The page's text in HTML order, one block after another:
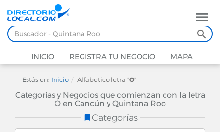
INICIO REGISTRA TU NEGOCIO MAPA
Estás en: Inicio Alfabetico letra "O"
Categorias y Negocios que comienzan con la letra
O en Cancún y Quintana Roo
Categorías